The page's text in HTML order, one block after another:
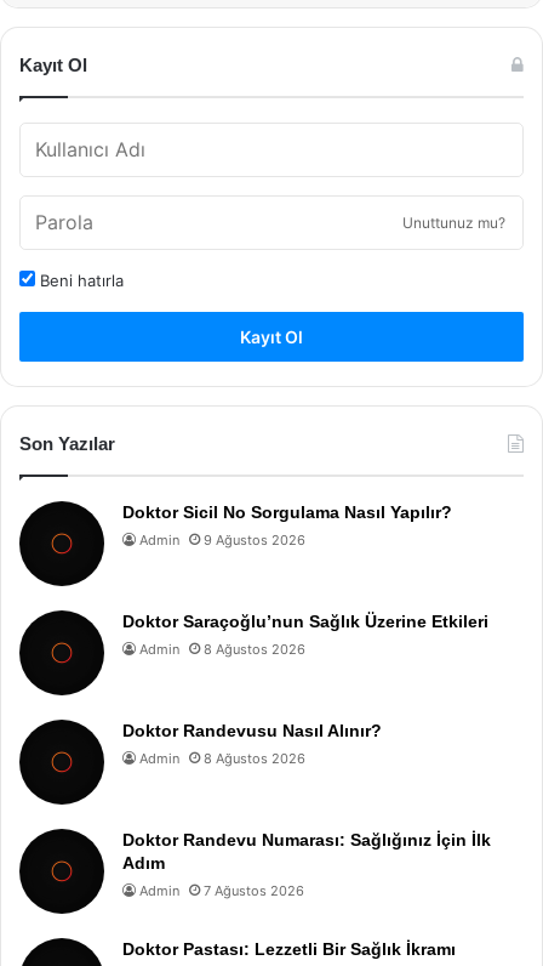
Kayıt Ol
Unuttunuz mu?
Beni hatırla
Kayıt Ol
Son Yazılar
Doktor Sicil No Sorgulama Nasıl Yapılır?
Admin 9 Ağustos 2026
Doktor Saraçoğlu’nun Sağlık Üzerine Etkileri
Admin 8 Ağustos 2026
Doktor Randevusu Nasıl Alınır?
Admin 8 Ağustos 2026
Doktor Randevu Numarası: Sağlığınız İçin İlk
Adım
Admin 7 Ağustos 2026
Doktor Pastası: Lezzetli Bir Sağlık İkramı